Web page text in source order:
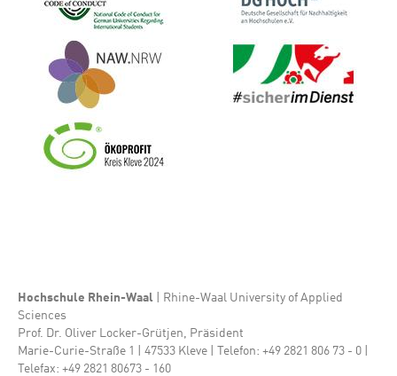
Hochschule Rhein-Waal | Rhine-Waal University of Applied
Sciences
Prof. Dr. Oliver Locker-Grütjen, Präsident
Marie-Curie-Straße 1 | 47533 Kleve | Telefon: +49 2821 806 73 - 0 |
Telefax: +49 2821 80673 - 160